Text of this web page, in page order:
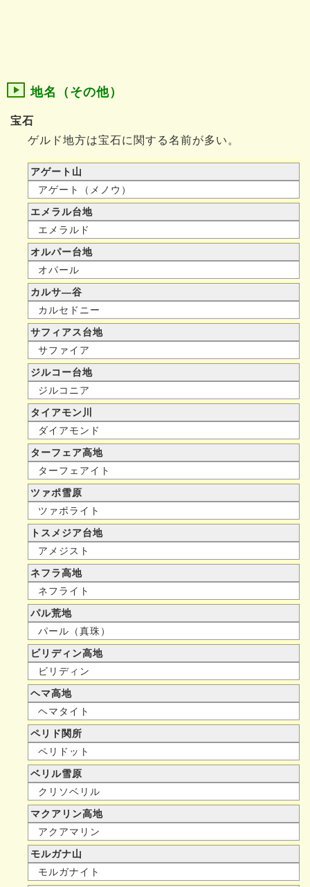
地名（その他）
宝石
ゲルド地方は宝石に関する名前が多い。
アゲート山
アゲート（メノウ）
エメラル台地
エメラルド
オルパー台地
オパール
カルサ—谷
カルセドニー
サフィアス台地
サファイア
ジルコー台地
ジルコニア
タイアモン川
ダイアモンド
ターフェア高地
ターフェアイト
ツァポ雪原
ツァポライト
トスメジア台地
アメジスト
ネフラ高地
ネフライト
パル荒地
パール（真珠）
ビリディン高地
ビリディン
ヘマ高地
ヘマタイト
ペリド関所
ペリドット
ベリル雪原
クリソベリル
マクアリン高地
アクアマリン
モルガナ山
モルガナイト